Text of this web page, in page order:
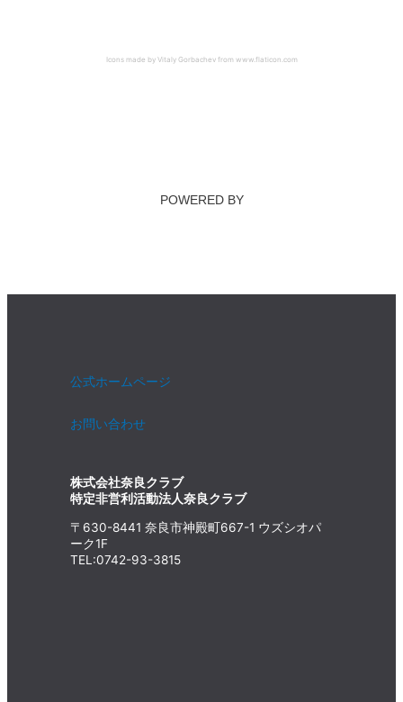
Icons made by Vitaly Gorbachev from www.flaticon.com
POWERED BY
公式ホームページ
お問い合わせ
株式会社奈良クラブ
特定非営利活動法人奈良クラブ
〒630-8441 奈良市神殿町667-1 ウズシオパ
ーク1F
TEL:0742-93-3815